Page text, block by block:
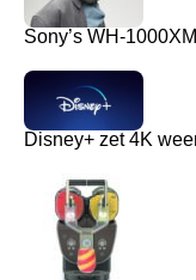
Sony’s WH-
Disney+ zet 4K